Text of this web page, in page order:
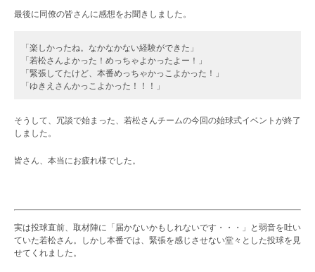
最後に同僚の皆さんに感想をお聞きしました。
「楽しかったね。なかなかない経験ができた」
「若松さんよかった！めっちゃよかったよー！」
「緊張してたけど、本番めっちゃかっこよかった！」
「ゆきえさんかっこよかった！！！」
そうして、冗談で始まった、若松さんチームの今回の始球式イベントが終了
しました。
皆さん、本当にお疲れ様でした。
実は投球直前、取材陣に「届かないかもしれないです・・・」と弱音を吐い
ていた若松さん。しかし本番では、緊張を感じさせない堂々とした投球を見
せてくれました。